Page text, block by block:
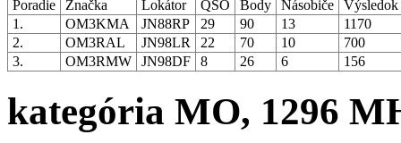
Poradie Značka Lokátor QSO Body Násobiče
Výsledok
1.
OM3KMA JN88RP 29 90 13
1170
2.
OM3RAL JN98LR 22 70 10
700
3.
OM3RMW JN98DF 8 26 6 156
kategória MO, 1296